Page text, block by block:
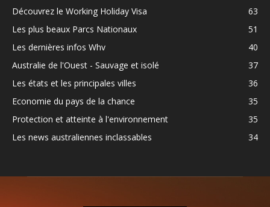
Découvrez le Working Holiday Visa
63
Les plus beaux Parcs Nationaux
51
Les dernières infos Whv
40
Australie de l'Ouest - Sauvage et isolé
37
Les états et les principales villes
36
Economie du pays de la chance
35
Protection et atteinte à l'environnement
35
Les news australiennes inclassables
34